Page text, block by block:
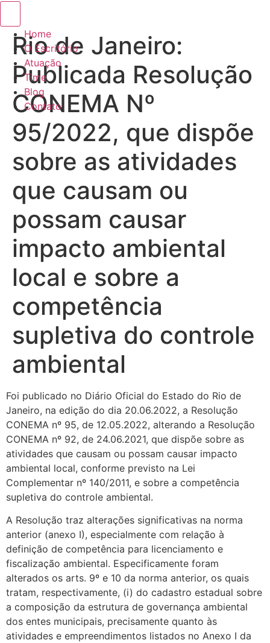
Home
O Escritório
Atuação
Time
Blog
Contato
Rio de Janeiro:
Publicada Resolução
CONEMA Nº
95/2022, que dispõe
sobre as atividades
que causam ou
possam causar
impacto ambiental
local e sobre a
competência
supletiva do controle
ambiental
Foi publicado no Diário Oficial do Estado do Rio de
Janeiro, na edição do dia 20.06.2022, a Resolução
CONEMA nº 95, de 12.05.2022, alterando a Resolução
CONEMA nº 92, de 24.06.2021, que dispõe sobre as
atividades que causam ou possam causar impacto
ambiental local, conforme previsto na Lei
Complementar nº 140/2011, e sobre a competência
supletiva do controle ambiental.
A Resolução traz alterações significativas na norma
anterior (anexo I), especialmente com relação à
definição de competência para licenciamento e
fiscalização ambiental. Especificamente foram
alterados os arts. 9º e 10 da norma anterior, os quais
tratam, respectivamente, (i) do cadastro estadual sobre
a composição da estrutura de governança ambiental
dos entes municipais, precisamente quanto às
atividades e empreendimentos listados no Anexo I da